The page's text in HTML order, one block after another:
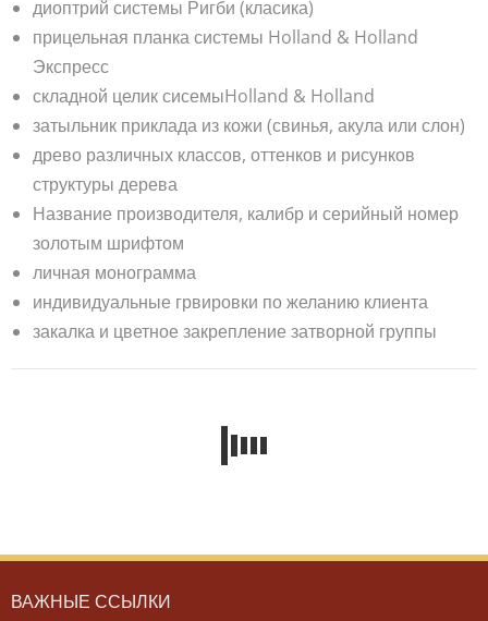
диоптрий системы Ригби (класика)
прицельная планка системы Holland & Holland
Экспресс
складной целик сисемыHolland & Holland
затыльник приклада из кожи (свинья, акула или слон)
древо различных классов, оттенков и рисунков
структуры дерева
Название производителя, калибр и серийный номер
золотым шрифтом
личная монограмма
индивидуальные грвировки по желанию клиента
закалка и цветное закрепление затворной группы
ВАЖНЫЕ ССЫЛКИ